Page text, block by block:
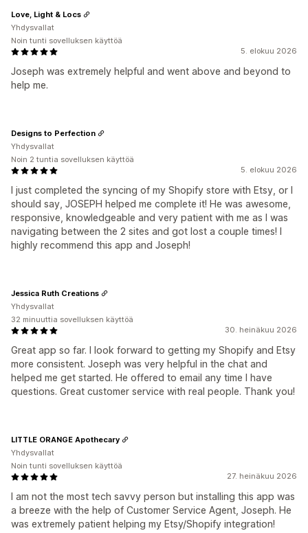
5. elokuu 2026
Joseph was extremely helpful and went above and beyond to
help me.
Love, Light & Locs
Yhdysvallat
Noin tunti sovelluksen käyttöä
5. elokuu 2026
I just completed the syncing of my Shopify store with Etsy, or I
should say, JOSEPH helped me complete it! He was awesome,
responsive, knowledgeable and very patient with me as I was
navigating between the 2 sites and got lost a couple times! I
highly recommend this app and Joseph!
Designs to Perfection
Yhdysvallat
Noin 2 tuntia sovelluksen käyttöä
30. heinäkuu 2026
Great app so far. I look forward to getting my Shopify and Etsy
more consistent. Joseph was very helpful in the chat and
helped me get started. He offered to email any time I have
questions. Great customer service with real people. Thank you!
Jessica Ruth Creations
Yhdysvallat
32 minuuttia sovelluksen käyttöä
27. heinäkuu 2026
I am not the most tech savvy person but installing this app was
a breeze with the help of Customer Service Agent, Joseph. He
was extremely patient helping my Etsy/Shopify integration!
LITTLE ORANGE Apothecary
Yhdysvallat
Noin tunti sovelluksen käyttöä